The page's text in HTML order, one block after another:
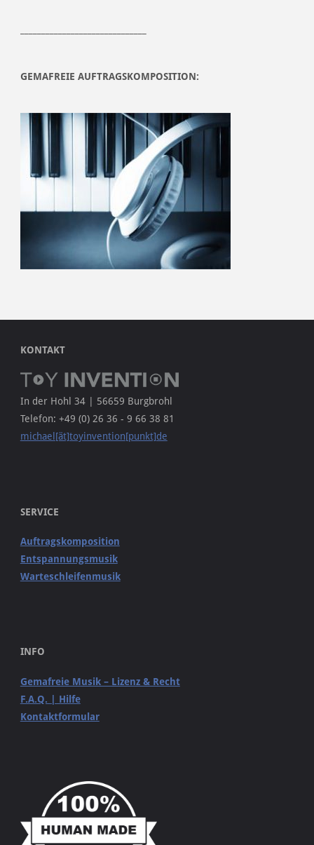
GEMAFREIE AUFTRAGSKOMPOSITION:
KONTAKT
In der Hohl 34 | 56659 Burgbrohl
Telefon: +49 (0) 26 36 - 9 66 38 81
michael[ät]toyinvention[punkt]de
SERVICE
Auftragskomposition
Entspannungsmusik
Warteschleifenmusik
INFO
Gemafreie Musik – Lizenz & Recht
F.A.Q. | Hilfe
Kontaktformular